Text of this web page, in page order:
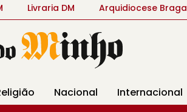
Livraria DM Arquidiocese Braga
Nacional
Internacional